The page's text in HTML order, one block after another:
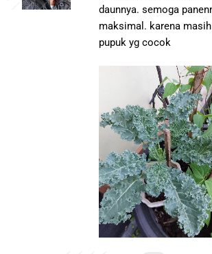
daunnya. semoga
maksimal. karena
pupuk yg cocok